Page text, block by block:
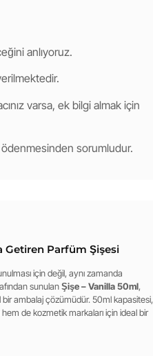
anlıyoruz.
varsa, ek bilgi almak için
sorumludur.
Getiren Parfüm Şişesi
için değil, aynı zamanda
sunulanŞişe – Vanilla 50ml,
ambalaj çözümüdür. 50ml kapasitesi,
de kozmetik markaları için ideal bir